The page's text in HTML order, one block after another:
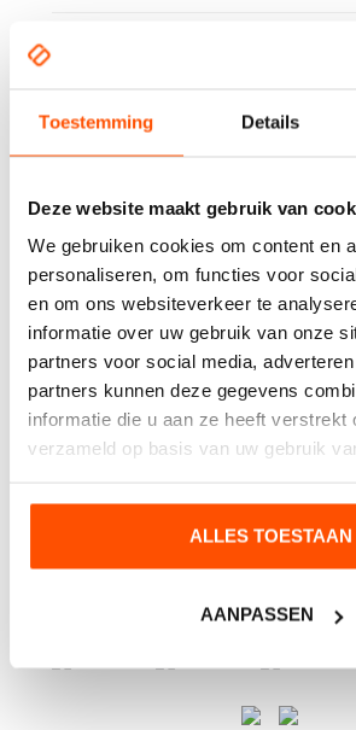
Toestemming Details
Deze website maakt gebruik van
We gebruiken cookies om content en
personaliseren, om functies voor
en om ons websiteverkeer te
informatie over uw gebruik van onze
partners voor social media,
partners kunnen deze gegevens
informatie die u aan ze heeft verstrekt
verzameld op basis van uw gebruik
ALLES TOESTAAN
AANPASSEN
Contact
Heeft u interesse of wilt u
VERZENDEN